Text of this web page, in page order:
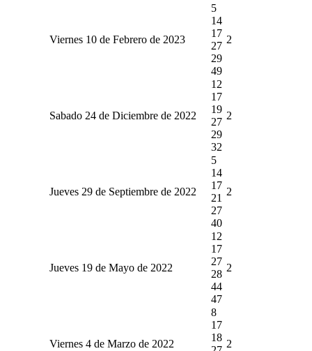
Viernes 10 de Febrero de 2023
5
14
17
27
29
49
2
Sabado 24 de Diciembre de 2022
12
17
19
27
29
32
2
Jueves 29 de Septiembre de 2022
5
14
17
21
27
40
2
Jueves 19 de Mayo de 2022
12
17
27
28
44
47
2
Viernes 4 de Marzo de 2022
8
17
18
2